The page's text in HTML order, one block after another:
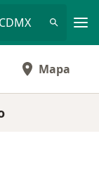
Mapa